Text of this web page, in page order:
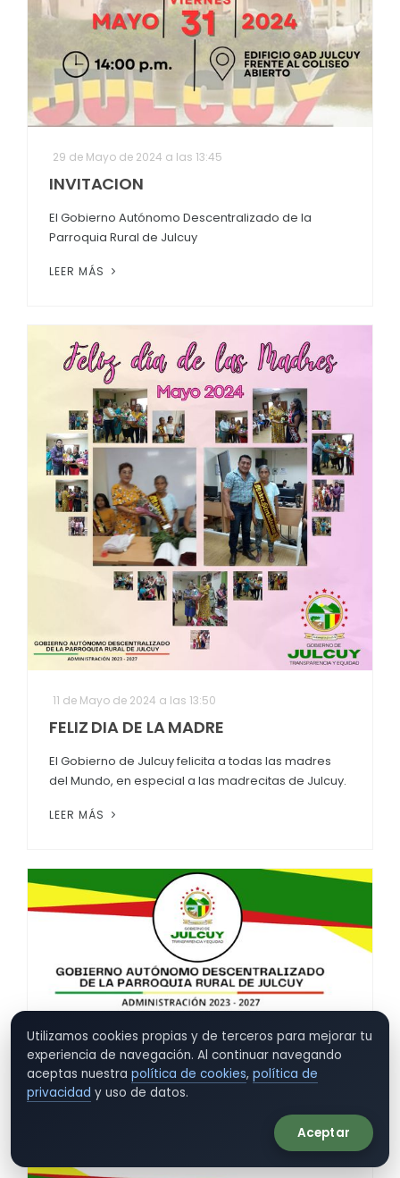
29 de Mayo de 2024 a las 13:45
INVITACION
El Gobierno Autónomo Descentralizado de la
Parroquia Rural de Julcuy
LEER MÁS
11 de Mayo de 2024 a las 13:50
FELIZ DIA DE LA MADRE
El Gobierno de Julcuy felicita a todas las madres
del Mundo, en especial a las madrecitas de Julcuy.
LEER MÁS
Utilizamos cookies propias y de terceros para mejorar tu
experiencia de navegación. Al continuar navegando
aceptas nuestra política de cookies, política de
privacidad y uso de datos.
Aceptar